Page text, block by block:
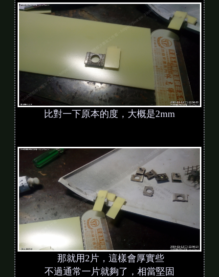
比對一下原本的度，大概是2mm
那就用2片，這樣會厚實些
不過通常一片就夠了，相當堅固